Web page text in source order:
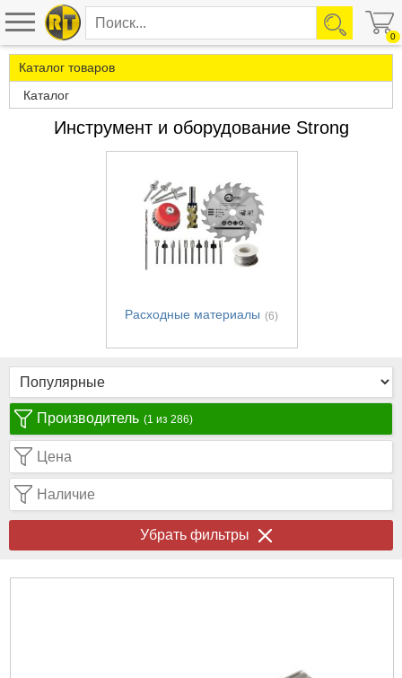
0
Каталог товаров
Каталог
Инструмент и оборудование Strong
Расходные материалы (6)
Производитель (1 из 286)
Цена
Наличие
Убрать фильтры